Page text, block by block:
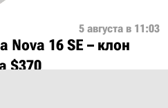
5 августа в 11:03
Nova 16 SE – клон
$370